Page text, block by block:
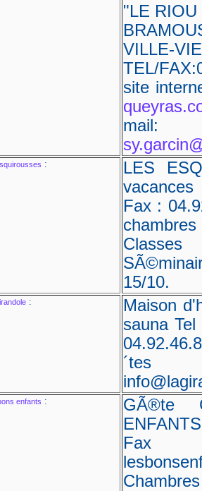
"LE
VILLE-
TEL/
site
:
LES
Fax :
15/10.
:
Maison
sauna
´tes
enfants :
GÃ®te
Fax :